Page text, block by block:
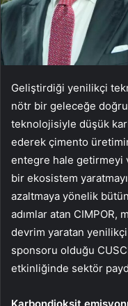
Geliştirdiği yenilikçi
nötr bir geleceğe
teknolojisiyle düşük
ederek çimento
entegre hale getirmeyi
bir ekosistem
azaltmaya yönelik
adımlar atan
devrim yaratan
sponsoru olduğu
etkinliğinde sektör